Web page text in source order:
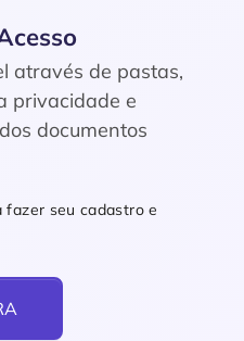
através de pastas,
privacidade e
documentos
fazer seu cadastro e